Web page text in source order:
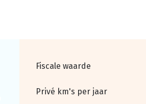
Fiscale waarde
Privé km's per jaar